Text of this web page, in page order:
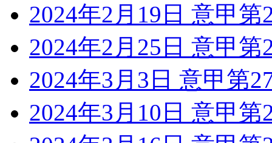
2024年2月19日 意甲
2024年2月25日 意甲
2024年3月3日 意甲第
2024年3月10日 意甲